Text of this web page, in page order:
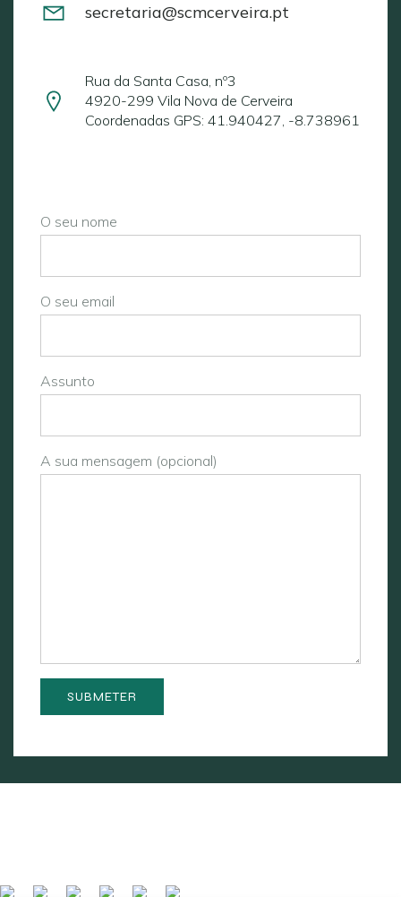
secretaria@scmcerveira.pt
Rua da Santa Casa, nº3
4920-299 Vila Nova de Cerveira
Coordenadas GPS: 41.940427, -8.738961
O seu nome
O seu email
Assunto
A sua mensagem (opcional)